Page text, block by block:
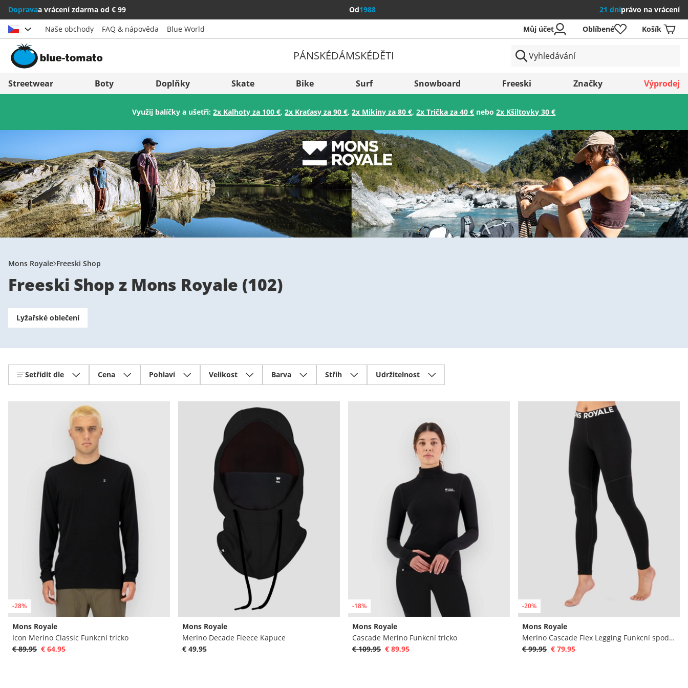
Dopravaa vrácení zdarma od € 99 Od1988 21 dníprávo na vrácení
Vybrat zemi
Österreich
Svizzera (Italiano)
France
Italia (Italiano)
Italien (Deutsch)
España
Suomi
United Kingdom
Slovenija
België (Nederlands)
Belgique (Français)
Danmark
Norge
Uložit
Naše obchody FAQ & nápověda Blue World Můj účet Oblíbené Košík
PÁNSKÉDÁMSKÉDĚTI
Streetwear Boty Doplňky Skate Bike Surf Snowboard Freeski Značky Výprodej
Využij balíčky a ušetři:2x Kalhoty za 100 €,2x Kraťasy za 90 €,2x Mikiny za 80 €,2x Trička za 40 € nebo2x Kšiltovky 30 €
Mons Royale Freeski Shop
Freeski Shop z Mons Royale (102)
Lyžařské oblečení
Setřídit dle Cena Pohlaví Velikost Barva Střih Udržitelnost
-28%
Mons Royale
Icon Merino Classic Funkcní tricko
€ 89,95 € 64,95
Mons Royale
Merino Decade Fleece Kapuce
€ 49,95
-18%
Mons Royale
Cascade Merino Funkcní tricko
€ 109,95 € 89,95
-20%
Mons Royale
Merino Cascade Flex Legging Funkcní spodky
€ 99,95 € 79,95